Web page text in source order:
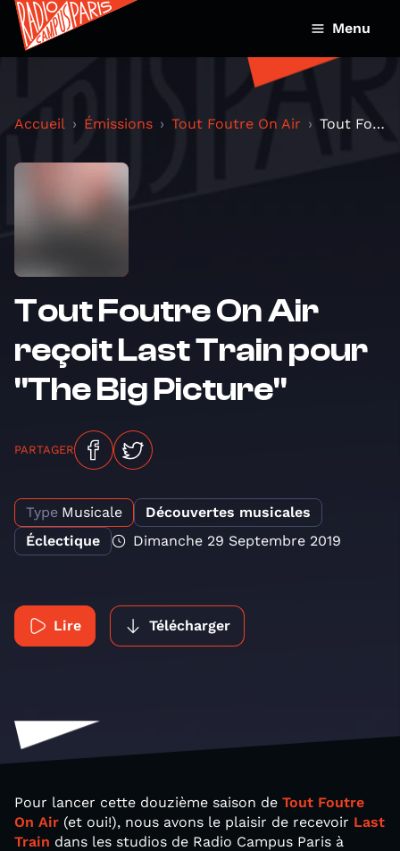
Menu
Accueil Émissions Tout Foutre On Air Tout Foutre On Air reçoit Last Train pour "The Big...
Tout Foutre On Air
reçoit Last Train pour
"The Big Picture"
PARTAGER
Type Musicale
Découvertes musicales
Éclectique
Dimanche 29 Septembre 2019
Lire Télécharger
Pour lancer cette douzième saison de Tout Foutre
On Air (et oui!), nous avons le plaisir de recevoir Last
Train dans les studios de Radio Campus Paris à